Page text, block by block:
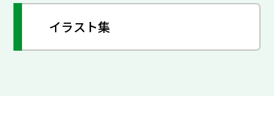
イラスト集